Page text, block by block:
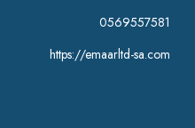
0569557581
https://emaarltd-sa.com